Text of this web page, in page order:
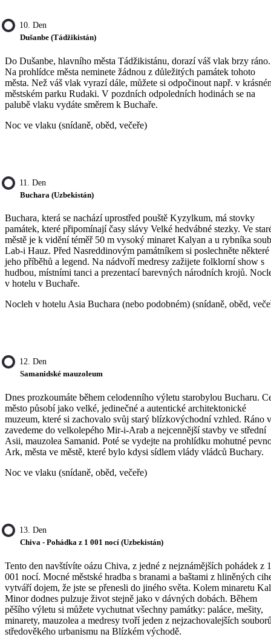
10. Den
Dušanbe (Tádžikistán)
Do Dušanbe, hlavního města Tádžikistánu, dorazí váš vlak brzy ráno.
Na prohlídce města neminete žádnou z důležitých památek tohoto
města. Než váš vlak vyrazí dále, můžete si odpočinout např. v
městském parku Rudaki. V pozdních odpoledních hodinách se na
palubě vlaku vydáte směrem k Buchaře.
Noc ve vlaku (snídaně, oběd, večeře)
11. Den
Buchara (Uzbekistán)
Buchara, která se nachází uprostřed pouště Kyzylkum, má stovky
památek, které připomínají časy slávy Velké hedvábné stezky. Ve
městě je k vidění téměř 50 m vysoký minaret Kalyan a u rybníka
Lab-i Hauz. Před Nasreddinovým památníkem si poslechněte některé
jeho příběhů a legend. Na nádvoří medresy zažijete folklorní show s
hudbou, místními tanci a prezentací barevných národních krojů.
v hotelu v Buchaře.
Nocleh v hotelu Asia Buchara (nebo podobném) (snídaně, oběd,
12. Den
Samanidské mauzoleum
Dnes prozkoumáte během celodenního výletu starobylou Bucharu.
město působí jako velké, jedinečné a autentické architektonické
muzeum, které si zachovalo svůj starý blízkovýchodní vzhled. Ráno
zavedeme do velkolepého Mir-i-Arab a nejcennější stavby ve střední
Asii, mauzolea Samanid. Poté se vydejte na prohlídku mohutné
Ark, města ve městě, které bylo kdysi sídlem vlády vládců Buchary.
Noc ve vlaku (snídaně, oběd, večeře)
13. Den
Chiva - Pohádka z 1 001 nocí (Uzbekistán)
Tento den navštívíte oázu Chiva, z jedné z nejznámějších pohádek z 1
001 nocí. Mocné městské hradba s branami a baštami z hliněných
vytváří dojem, že jste se přenesli do jiného světa. Kolem minaretu
Minor dodnes pulzuje život stejně jako v dávných dobách. Během
pěšího výletu si můžete vychutnat všechny památky: paláce, mešity,
minarety, mauzolea a medresy tvoří jeden z nejzachovalejších
středověkého urbanismu na Blízkém východě.